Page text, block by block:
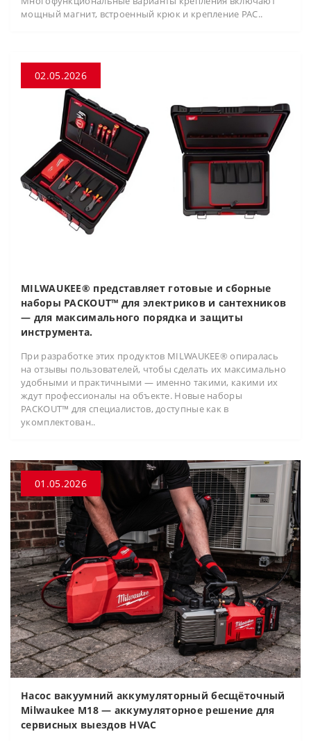
мощный магнит, встроенный крюк и крепление PAC..
02.05.2026
MILWAUKEE® представляет готовые и сборные
наборы PACKOUT™ для электриков и сантехников
— для максимального порядка и защиты
инструмента.
При разработке этих продуктов MILWAUKEE® опиралась
на отзывы пользователей, чтобы сделать их максимально
удобными и практичными — именно такими, какими их
ждут профессионалы на объекте. Новые наборы
PACKOUT™ для специалистов, доступные как в
укомплектован..
01.05.2026
Насос вакуумний аккумуляторный бесщёточный
Milwaukee M18 — аккумуляторное решение для
сервисных выездов HVAC